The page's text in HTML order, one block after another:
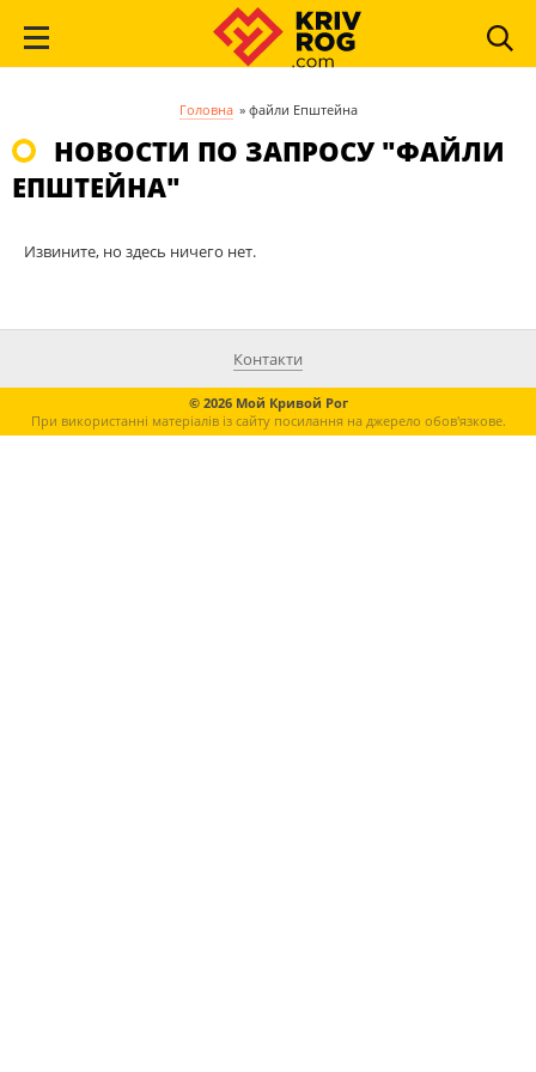
Головна » файли Епштейна
НОВОСТИ ПО ЗАПРОСУ "ФАЙЛИ
ЕПШТЕЙНА"
Извините, но здесь ничего нет.
Контакти
© 2026 Мой Кривой Рог
При використанні матеріалів із сайту посилання на джерело обов'язкове.